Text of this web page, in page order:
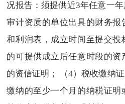
况报告：须提供近3年任意一
审计资质的单位出具的财务报
和利润表，成立时间至提交
的可提供成立后任意时段的
的资信证明； （4）税收缴纳
缴纳的至少一个月的纳税证明